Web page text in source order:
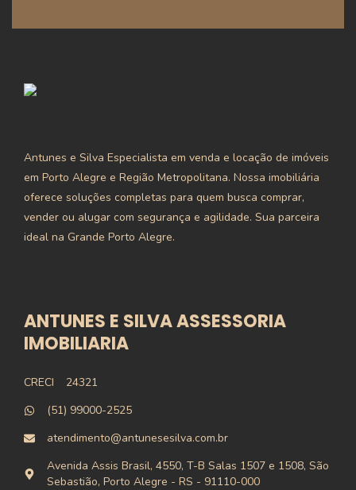
Antunes e Silva Especialista em venda e locação de imóveis
em Porto Alegre e Região Metropolitana. Nossa imobiliária
oferece soluções completas para quem busca comprar,
vender ou alugar com segurança e agilidade. Sua parceira
ideal na Grande Porto Alegre.
ANTUNES E SILVA ASSESSORIA
IMOBILIARIA
CRECI
24321
(51) 99000-2525
atendimento@antunesesilva.com.br
Avenida Assis Brasil, 4550, T-B Salas 1507 e 1508, São
Sebastião, Porto Alegre - RS - 91110-000